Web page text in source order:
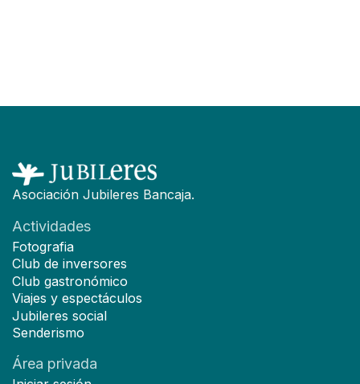
Asociación Jubileres Bancaja.
Actividades
Fotografia
Club de inversores
Club gastronómico
Viajes y espectáculos
Jubileres social
Senderismo
Área privada